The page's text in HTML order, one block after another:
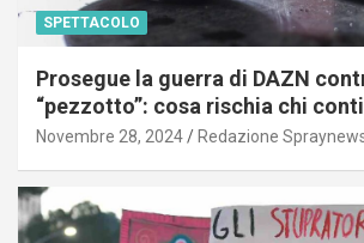
SPETTACOLO
Prosegue la guerra di DAZN
“pezzotto”: cosa rischia chi
Novembre 28, 2024 Redazione